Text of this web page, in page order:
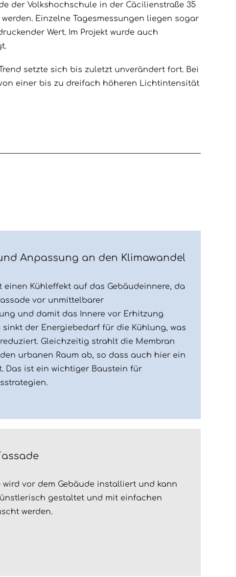
der Volkshochschule in der Cäcilienstraße 35
Einzelne Tagesmessungen liegen sogar
Wert. Im Projekt wurde auch
setzte sich bis zuletzt unverändert fort. Bei
einer bis zu dreifach höheren Lichtintensität
Anpassung an den Klimawandel
einen Kühleffekt auf das Gebäudeinnere, da
vor unmittelbarer
und damit das Innere vor Erhitzung
sinkt der Energiebedarf für die Kühlung, was
reduziert. Gleichzeitig strahlt die Membran
urbanen Raum ab, so dass auch hier ein
Das ist ein wichtiger Baustein für
wird vor dem Gebäude installiert und kann
gestaltet und mit einfachen
werden.